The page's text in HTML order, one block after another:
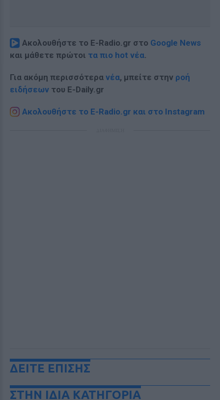
Ακολουθήστε το E-Radio.gr στο Google News
και μάθετε πρώτοι τα πιο hot νέα.
Για ακόμη περισσότερα νέα, μπείτε στην ροή
ειδήσεων του E-Daily.gr
Ακολουθήστε το E-Radio.gr και στο Instagram
ΔΕΙΤΕ ΕΠΙΣΗΣ
ΣΤΗΝ ΙΔΙΑ ΚΑΤΗΓΟΡΙΑ